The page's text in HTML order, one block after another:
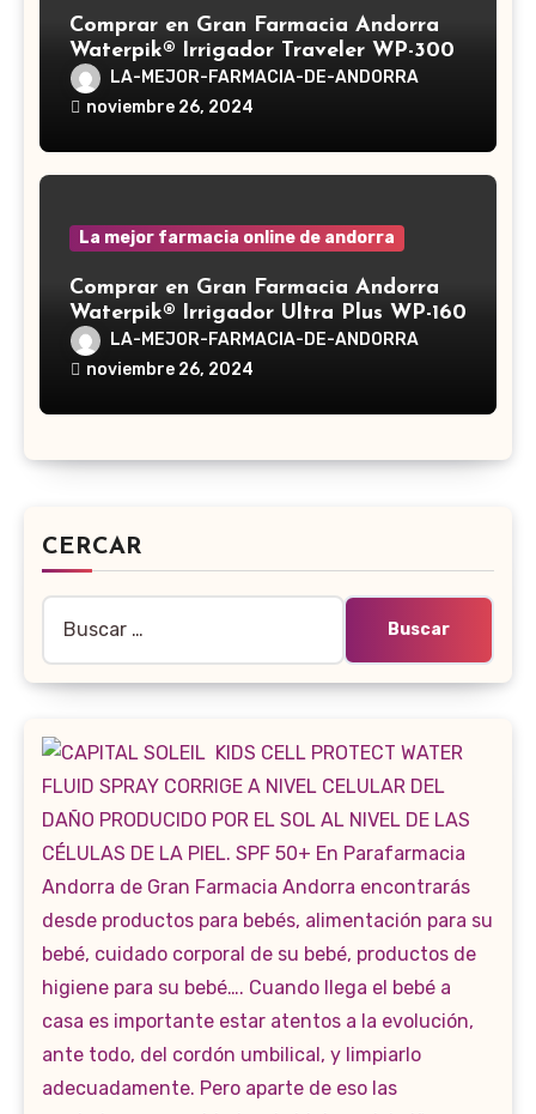
Comprar en Gran Farmacia Andorra
Waterpik® Irrigador Traveler WP-300
LA-MEJOR-FARMACIA-DE-ANDORRA
noviembre 26, 2024
La mejor farmacia online de andorra
Comprar en Gran Farmacia Andorra
Waterpik® Irrigador Ultra Plus WP-160
LA-MEJOR-FARMACIA-DE-ANDORRA
noviembre 26, 2024
CERCAR